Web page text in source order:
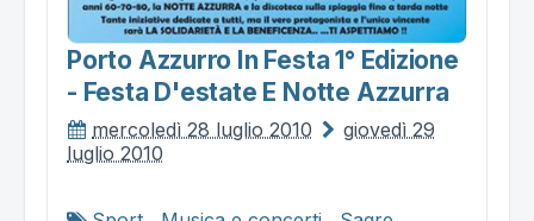
Porto Azzurro In Festa 1° Edizione
- Festa D'estate E Notte Azzurra
mercoledì 28 luglio 2010
giovedì 29
luglio 2010